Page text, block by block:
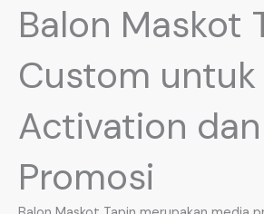
Balon Maskot
Custom untuk
Activation
Promosi